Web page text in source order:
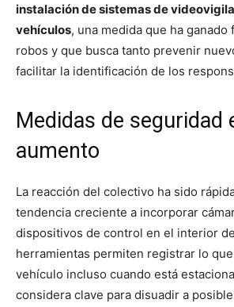
instalación de sistemas de
vehículos, una medida que ha ganado
robos y que busca tanto prevenir
facilitar la identificación de los
Medidas de seguridad
aumento
La reacción del colectivo ha sido
tendencia creciente a incorporar
dispositivos de control en el interior
herramientas permiten registrar lo
vehículo incluso cuando está
considera clave para disuadir a